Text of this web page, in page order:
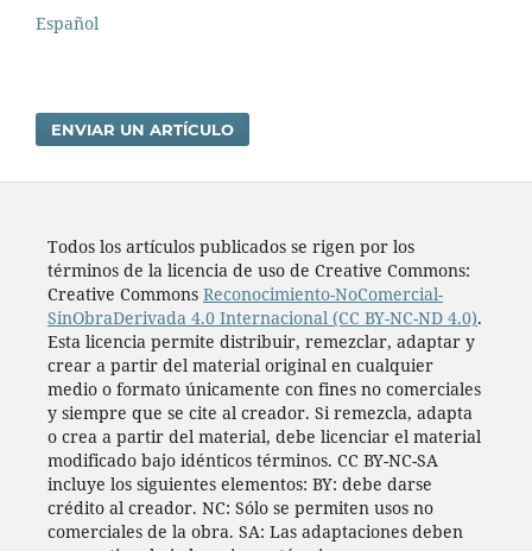
Español
ENVIAR UN ARTÍCULO
Todos los artí­culos publicados se rigen por los
términos de la licencia de uso de Creative Commons:
Creative Commons Reconocimiento-NoComercial-
SinObraDerivada 4.0 Internacional (CC BY-NC-ND 4.0).
Esta licencia permite distribuir, remezclar, adaptar y
crear a partir del material original en cualquier
medio o formato únicamente con fines no comerciales
y siempre que se cite al creador. Si remezcla, adapta
o crea a partir del material, debe licenciar el material
modificado bajo idénticos términos. CC BY-NC-SA
incluye los siguientes elementos: BY: debe darse
crédito al creador. NC: Sólo se permiten usos no
comerciales de la obra. SA: Las adaptaciones deben